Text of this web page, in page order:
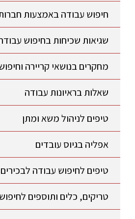
חיפוש עבודה באמצעות
שגיאות שכיחות בחיפוש
מחקרים בנושאי קריירה
שאלות בראיונות עבודה
טיפים לניהול משא ומתן
אפליה בגיוס עובדים
טיפים לחיפוש עבודה לבכירים
טריקים, כלים ותוספים